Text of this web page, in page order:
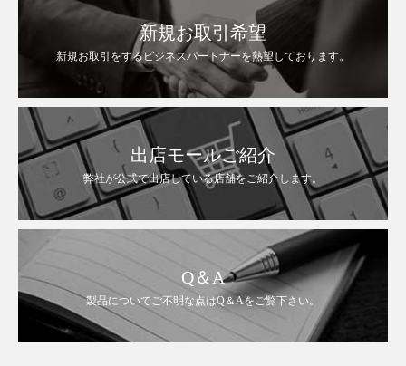
新規お取引希望
新規お取引をするビジネスパートナーを熱望しております。
出店モールご紹介
弊社が公式で出店している店舗をご紹介します。
Q＆A
製品についてご不明な点はQ＆Aをご覧下さい。